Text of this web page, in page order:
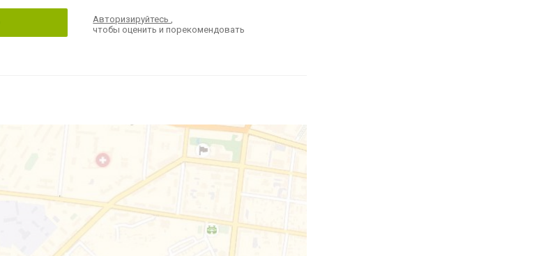
Авторизируйтесь,
чтобы оценить и порекомендовать